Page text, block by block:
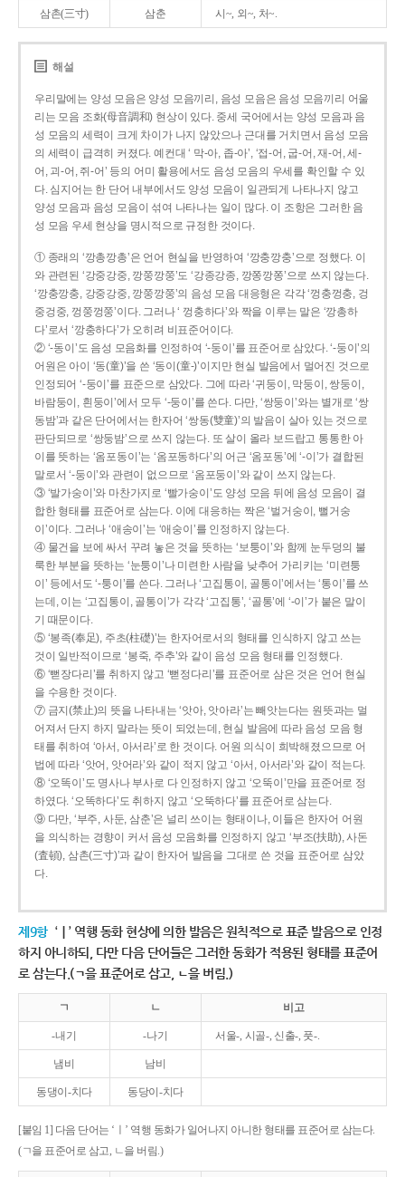
삼촌(三寸) 삼춘 시~, 외~, 처~.
해설
우리말에는 양성 모음은 양성 모음끼리, 음성 모음은 음성 모음끼리 어울
리는 모음 조화(母音調和) 현상이 있다. 중세 국어에서는 양성 모음과 음
성 모음의 세력이 크게 차이가 나지 않았으나 근대를 거치면서 음성 모음
의 세력이 급격히 커졌다. 예컨대 ‘ 막-아, 좁-아’, ‘접-어, 굽-어, 재-어, 세-
어, 괴-어, 쥐-어’ 등의 어미 활용에서도 음성 모음의 우세를 확인할 수 있
다. 심지어는 한 단어 내부에서도 양성 모음이 일관되게 나타나지 않고
양성 모음과 음성 모음이 섞여 나타나는 일이 많다. 이 조항은 그러한 음
성 모음 우세 현상을 명시적으로 규정한 것이다.
① 종래의 ‘깡총깡총’은 언어 현실을 반영하여 ‘깡충깡충’으로 정했다. 이
와 관련된 ‘강중강중, 깡쭝깡쭝’도 ‘강종강종, 깡쫑깡쫑’으로 쓰지 않는다.
‘깡충깡충, 강중강중, 깡쭝깡쭝’의 음성 모음 대응형은 각각 ‘껑충껑충, 겅
중겅중, 껑쭝껑쭝’이다. 그러나 ‘ 껑충하다’와 짝을 이루는 말은 ‘깡총하
다’로서 ‘깡충하다’가 오히려 비표준어이다.
② ‘-동이’도 음성 모음화를 인정하여 ‘-둥이’를 표준어로 삼았다. ‘-둥이’의
어원은 아이 ‘동(童)’을 쓴 ‘동이(童-)’이지만 현실 발음에서 멀어진 것으로
인정되어 ‘-둥이’를 표준으로 삼았다. 그에 따라 ‘귀둥이, 막둥이, 쌍둥이,
바람둥이, 흰둥이’에서 모두 ‘-둥이’를 쓴다. 다만, ‘쌍둥이’와는 별개로 ‘쌍
동밤’과 같은 단어에서는 한자어 ‘쌍동(雙童)’의 발음이 살아 있는 것으로
판단되므로 ‘쌍둥밤’으로 쓰지 않는다. 또 살이 올라 보드랍고 통통한 아
이를 뜻하는 ‘옴포동이’는 ‘옴포동하다’의 어근 ‘옴포동’에 ‘-이’가 결합된
말로서 ‘-둥이’와 관련이 없으므로 ‘옴포둥이’와 같이 쓰지 않는다.
③ ‘발가숭이’와 마찬가지로 ‘빨가숭이’도 양성 모음 뒤에 음성 모음이 결
합한 형태를 표준어로 삼는다. 이에 대응하는 짝은 ‘벌거숭이, 뻘거숭
이’이다. 그러나 ‘애송이’는 ‘애숭이’를 인정하지 않는다.
④ 물건을 보에 싸서 꾸려 놓은 것을 뜻하는 ‘보퉁이’와 함께 눈두덩의 불
룩한 부분을 뜻하는 ‘눈퉁이’나 미련한 사람을 낮추어 가리키는 ‘미련퉁
이’ 등에서도 ‘-퉁이’를 쓴다. 그러나 ‘고집통이, 골통이’에서는 ‘통이’를 쓰
는데, 이는 ‘고집통이, 골통이’가 각각 ‘고집통’, ‘골통’에 ‘-이’가 붙은 말이
기 때문이다.
⑤ ‘봉족(奉足), 주초(柱礎)’는 한자어로서의 형태를 인식하지 않고 쓰는
것이 일반적이므로 ‘봉죽, 주추’와 같이 음성 모음 형태를 인정했다.
⑥ ‘뻗장다리’를 취하지 않고 ‘뻗정다리’를 표준어로 삼은 것은 언어 현실
을 수용한 것이다.
⑦ 금지(禁止)의 뜻을 나타내는 ‘앗아, 앗아라’는 빼앗는다는 원뜻과는 멀
어져서 단지 하지 말라는 뜻이 되었는데, 현실 발음에 따라 음성 모음 형
태를 취하여 ‘아서, 아서라’로 한 것이다. 어원 의식이 희박해졌으므로 어
법에 따라 ‘앗어, 앗어라’와 같이 적지 않고 ‘아서, 아서라’와 같이 적는다.
⑧ ‘오똑이’도 명사나 부사로 다 인정하지 않고 ‘오뚝이’만을 표준어로 정
하였다. ‘오똑하다’도 취하지 않고 ‘오뚝하다’를 표준어로 삼는다.
⑨ 다만, ‘부주, 사둔, 삼춘’은 널리 쓰이는 형태이나, 이들은 한자어 어원
을 의식하는 경향이 커서 음성 모음화를 인정하지 않고 ‘부조(扶助), 사돈
(査頓), 삼촌(三寸)’과 같이 한자어 발음을 그대로 쓴 것을 표준어로 삼았
다.
제9항 ‘ㅣ’ 역행 동화 현상에 의한 발음은 원칙적으로 표준 발음으로 인정
하지 아니하되, 다만 다음 단어들은 그러한 동화가 적용된 형태를 표준어
로 삼는다.(ㄱ을 표준어로 삼고, ㄴ을 버림.)
ㄱ ㄴ 비고
-내기 -나기 서울-, 시골-, 신출-, 풋-.
냄비 남비
동댕이-치다 동당이-치다
[붙임 1] 다음 단어는 ‘ㅣ’ 역행 동화가 일어나지 아니한 형태를 표준어로 삼는다.
(ㄱ을 표준어로 삼고, ㄴ을 버림.)